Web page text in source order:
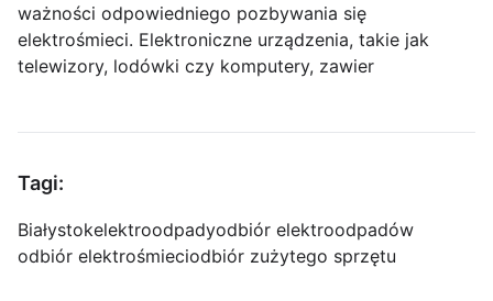
ważności odpowiedniego pozbywania się
elektrośmieci. Elektroniczne urządzenia, takie jak
telewizory, lodówki czy komputery, zawier
Tagi:
Białystokelektroodpadyodbiór elektroodpadów
odbiór elektrośmieciodbiór zużytego sprzętu